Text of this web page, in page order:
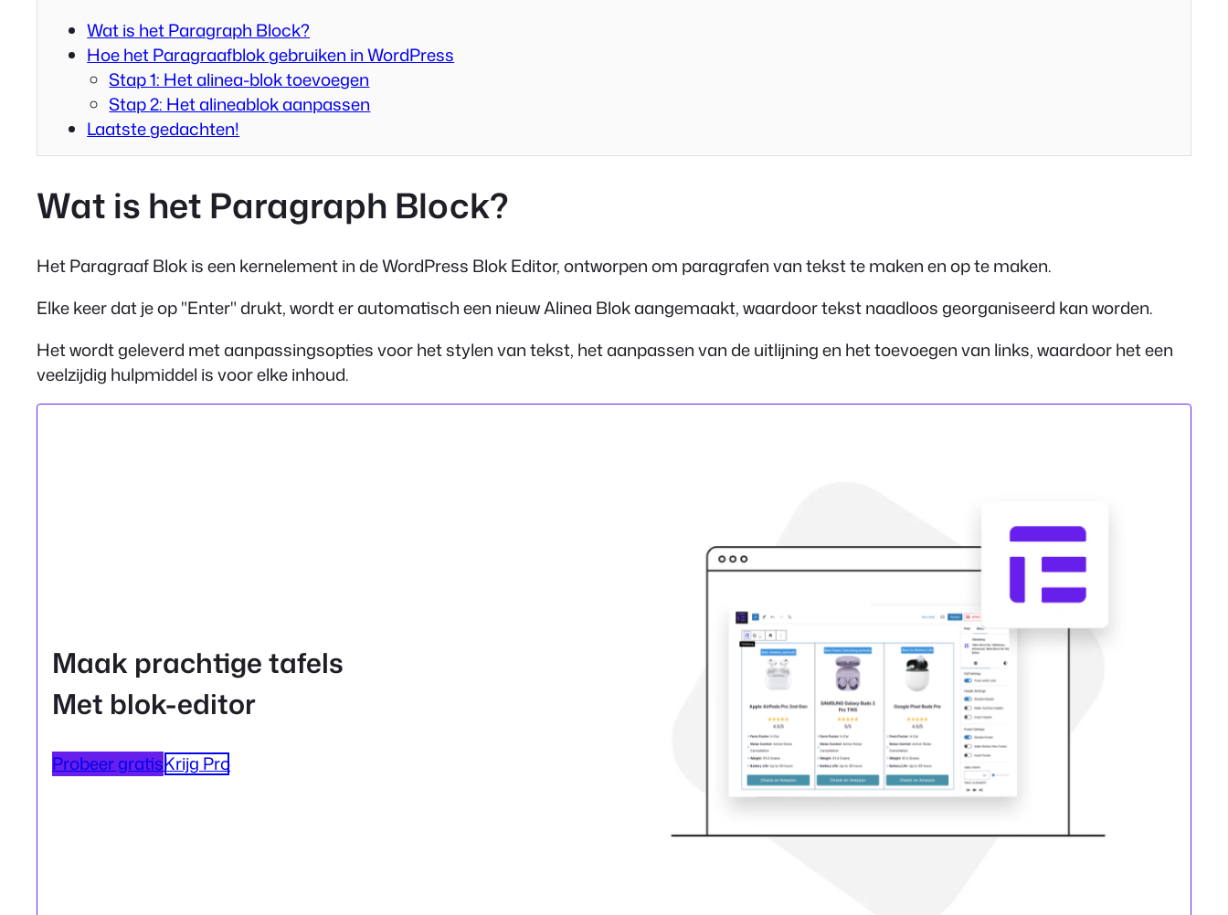
Wat is het Paragraph Block?
Hoe het Paragraafblok gebruiken in WordPress
Stap 1: Het alinea-blok toevoegen
Stap 2: Het alineablok aanpassen
Laatste gedachten!
Wat is het Paragraph Block?
Het Paragraaf Blok is een kernelement in de WordPress Blok Editor, ontworpen om paragrafen van tekst te maken en op te maken.
Elke keer dat je op "Enter" drukt, wordt er automatisch een nieuw Alinea Blok aangemaakt, waardoor tekst naadloos georganiseerd kan worden.
Het wordt geleverd met aanpassingsopties voor het stylen van tekst, het aanpassen van de uitlijning en het toevoegen van links, waardoor het een
veelzijdig hulpmiddel is voor elke inhoud.
Maak prachtige tafels
Met blok-editor
Probeer gratisKrijg Pro